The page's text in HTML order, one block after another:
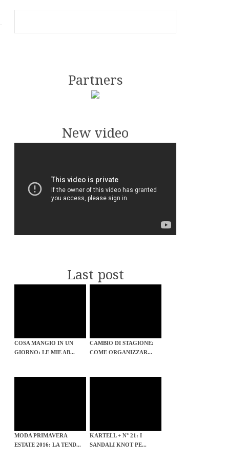
Partners
New video
Last post
COSA MANGIO IN UN
GIORNO: LE MIE AB...
CAMBIO DI STAGIONE:
COME ORGANIZZAR...
MODA PRIMAVERA
ESTATE 2016: LA TEND...
KARTELL + N° 21: I
SANDALI KNOT PE...